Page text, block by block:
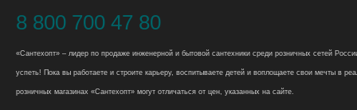
8 800 700 47 80
«Сантехопт» – лидер по продаже инженерной и бытовой сантехники среди розничных сетей
успеть! Пока вы работаете и строите карьеру, воспитываете детей и воплощаете свои мечты в
розничных магазинах «Сантехопт» могут отличаться от цен, указанных на сайте.